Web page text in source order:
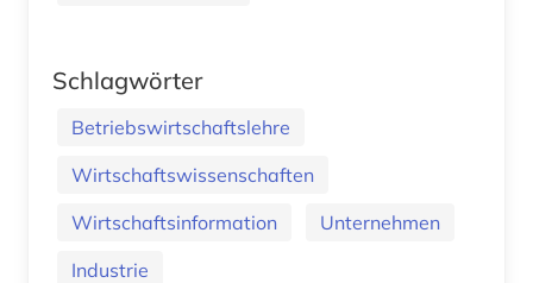
Schlagwörter
Betriebswirtschaftslehre
Wirtschaftswissenschaften
Wirtschaftsinformation
Unternehmen
Industrie